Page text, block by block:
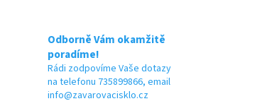
Odborně Vám okamžitě
poradíme!
Rádi zodpovíme Vaše dotazy
na telefonu 735899866, email
info@zavarovacisklo.cz